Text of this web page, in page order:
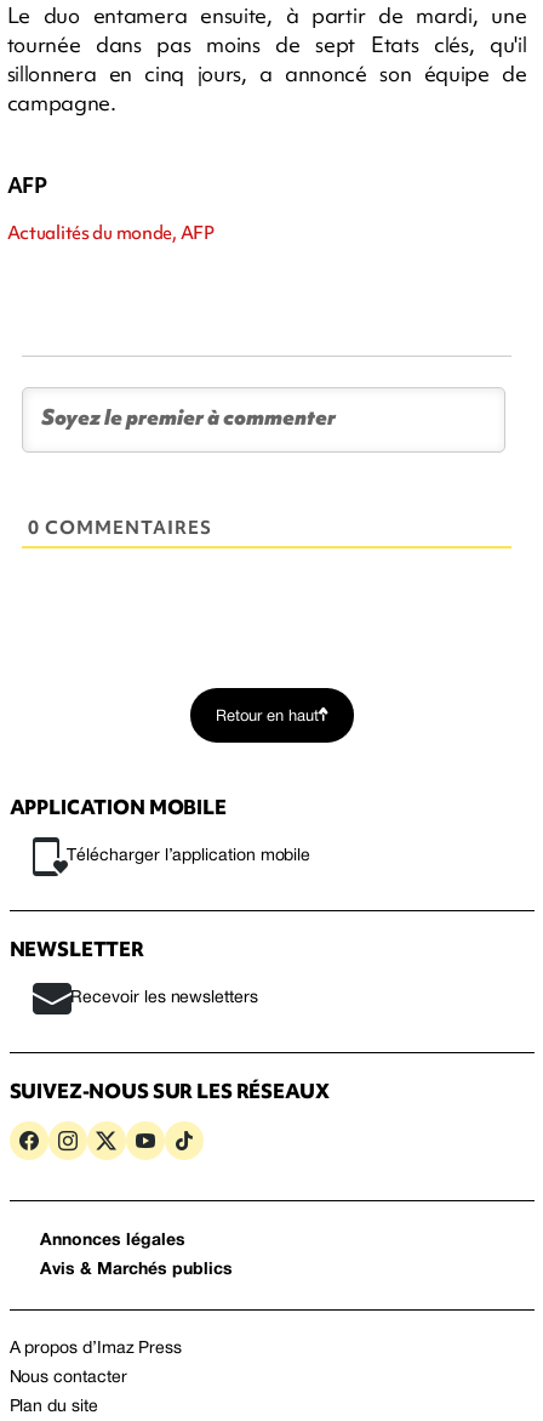
Le duo entamera ensuite, à partir de mardi, une
tournée dans pas moins de sept Etats clés, qu'il
sillonnera en cinq jours, a annoncé son équipe de
campagne.
AFP
Actualités du monde, AFP
0 COMMENTAIRES
Retour en haut
APPLICATION MOBILE
Télécharger l’application mobile
NEWSLETTER
Recevoir les newsletters
SUIVEZ-NOUS SUR LES RÉSEAUX
Annonces légales
Avis & Marchés publics
A propos d’Imaz Press
Nous contacter
Plan du site